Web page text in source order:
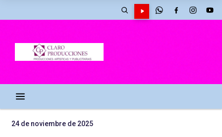
24 de noviembre de 2025